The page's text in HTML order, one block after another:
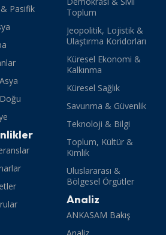
Pasifik
Toplum
Jeopolitik, Lojistik &
Ulaştırma Koridorları
Küresel Ekonomi &
Kalkınma
Küresel Sağlık
Savunma & Güvenlik
Teknoloji & Bilgi
Toplum, Kültür &
Kimlik
Uluslararası &
Bölgesel Örgütler
Analiz
ANKASAM Bakış
Analiz